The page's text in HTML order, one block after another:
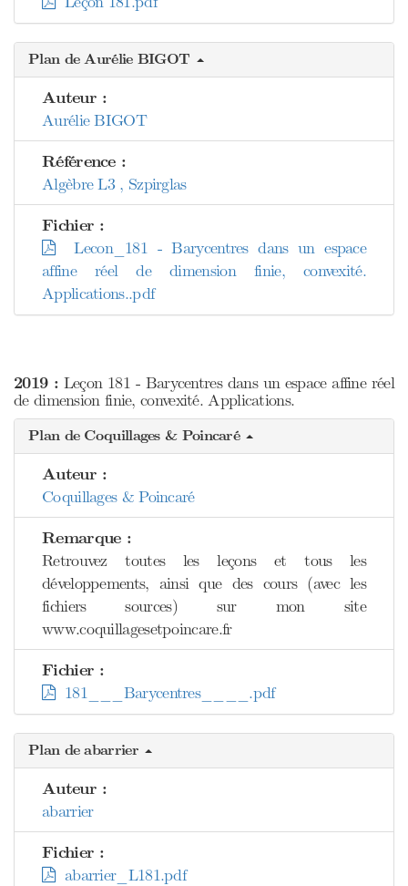
Plan de Aurélie BIGOT
Auteur :
Aurélie BIGOT
Référence :
Algèbre L3 , Szpirglas
Fichier :
Lecon_181 - Barycentres dans un espace
affine réel de dimension finie, convexité.
Applications..pdf
2019 : Leçon 181 - Barycentres dans un espace affine réel
de dimension finie, convexité. Applications.
Plan de Coquillages & Poincaré
Auteur :
Coquillages & Poincaré
Remarque :
Retrouvez toutes les leçons et tous les
développements, ainsi que des cours (avec les
fichiers sources) sur mon site
www.coquillagesetpoincare.fr
Fichier :
181___Barycentres____.pdf
Plan de abarrier
Auteur :
abarrier
Fichier :
abarrier_L181.pdf